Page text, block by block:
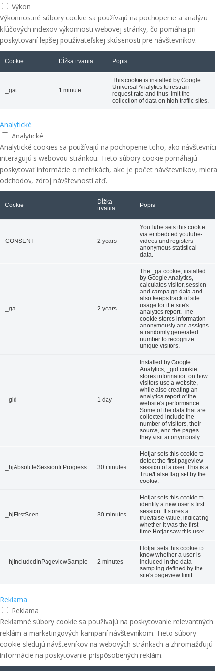
Výkon
Výkonnostné súbory cookie sa používajú na pochopenie a analýzu
kľúčových indexov výkonnosti webovej stránky, čo pomáha pri
poskytovaní lepšej používateľskej skúsenosti pre návštevníkov.
Cookie Dĺžka trvania Popis
_gat 1 minute
This cookie is installed by Google
Universal Analytics to restrain
request rate and thus limit the
collection of data on high traffic sites.
Analytické
Analytické
Analytické cookies sa používajú na pochopenie toho, ako návštevníci
interagujú s webovou stránkou. Tieto súbory cookie pomáhajú
poskytovať informácie o metrikách, ako je počet návštevníkov, miera
odchodov, zdroj návštevnosti atď.
Cookie
Dĺžka
trvania
Popis
CONSENT 2 years
YouTube sets this cookie
via embedded youtube-
videos and registers
anonymous statistical
data.
_ga 2 years
The _ga cookie, installed
by Google Analytics,
calculates visitor, session
and campaign data and
also keeps track of site
usage for the site's
analytics report. The
cookie stores information
anonymously and assigns
a randomly generated
number to recognize
unique visitors.
_gid 1 day
Installed by Google
Analytics, _gid cookie
stores information on how
visitors use a website,
while also creating an
analytics report of the
website's performance.
Some of the data that are
collected include the
number of visitors, their
source, and the pages
they visit anonymously.
_hjAbsoluteSessionInProgress 30 minutes
Hotjar sets this cookie to
detect the first pageview
session of a user. This is a
True/False flag set by the
cookie.
_hjFirstSeen 30 minutes
Hotjar sets this cookie to
identify a new user’s first
session. It stores a
true/false value, indicating
whether it was the first
time Hotjar saw this user.
_hjIncludedInPageviewSample 2 minutes
Hotjar sets this cookie to
know whether a user is
included in the data
sampling defined by the
site's pageview limit.
Reklama
Reklama
Reklamné súbory cookie sa používajú na poskytovanie relevantných
reklám a marketingových kampaní návštevníkom. Tieto súbory
cookie sledujú návštevníkov na webových stránkach a zhromažďujú
informácie na poskytovanie prispôsobených reklám.